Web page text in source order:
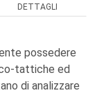
DETTAGLI
possedere
tattiche ed
di analizzare